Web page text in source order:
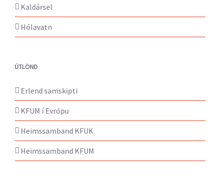
Kaldársel
Hólavatn
ÚTLÖND
Erlend samskipti
KFUM í Evrópu
Heimssamband KFUK
Heimssamband KFUM